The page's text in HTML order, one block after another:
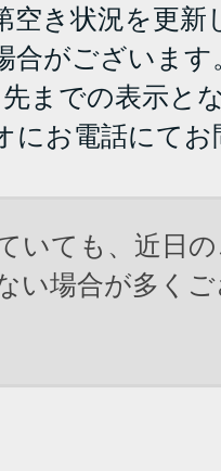
空き状況を更
合がございます
までの表示と
にお電話にて
いても、近日
い場合が多く